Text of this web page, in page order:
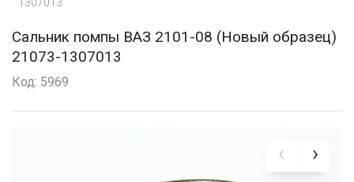
Сальник помпы ВАЗ 2101-08 (Новый образец)
21073-1307013
Код: 5969